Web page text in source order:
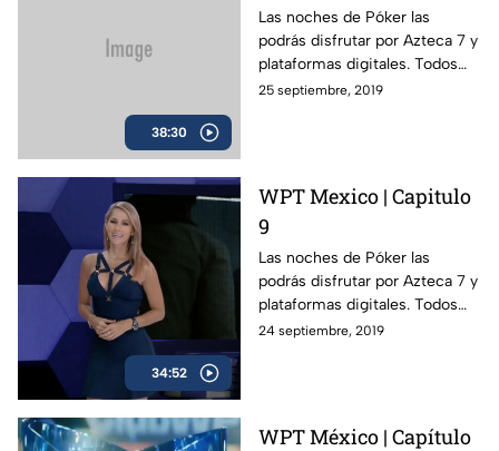
38:30
Las noches de Póker las
podrás disfrutar por Azteca 7 y
plataformas digitales. Todos
los viernes a las 11 PM.
25 septiembre, 2019
34:52
WPT Mexico | Capitulo
9
Las noches de Póker las
podrás disfrutar por Azteca 7 y
plataformas digitales. Todos
los viernes a las 11 PM.
24 septiembre, 2019
WPT México | Capítulo